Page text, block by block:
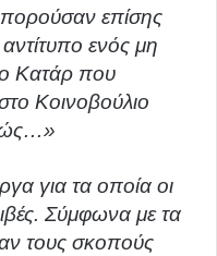
επίσης
ενός μη
Κατάρ που
Κοινοβούλιο
για τα οποία οι
Σύμφωνα με τα
τους σκοπούς